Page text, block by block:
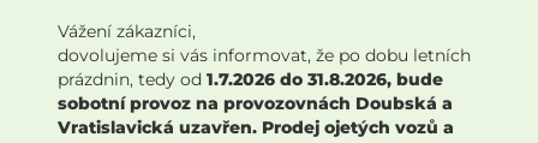
Vážení zákazníci,
dovolujeme si vás informovat, že po dobu letních
prázdnin, tedy od 1.7.2026 do 31.8.2026, bude
sobotní provoz na provozovnách Doubská a
Vratislavická uzavřen. Prodej ojetých vozů a